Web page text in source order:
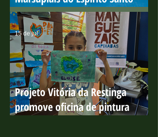
Projeto “Conhecendo os
Marsupiais do Espírito Santo”
encerra ciclo de ações em escolas
públicas com resultados
positivos
Projeto Vitória da Restinga
15 de jul.